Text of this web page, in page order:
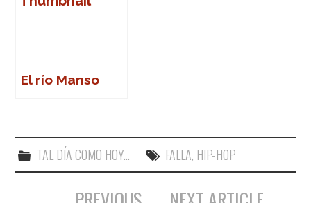
El río Manso
TAL DÍA COMO HOY... FALLA, HIP-HOP